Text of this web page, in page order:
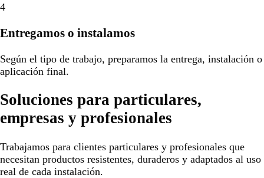
4
Entregamos o instalamos
Según el tipo de trabajo, preparamos la entrega, instalación o
aplicación final.
Soluciones para particulares,
empresas y profesionales
Trabajamos para clientes particulares y profesionales que
necesitan productos resistentes, duraderos y adaptados al uso
real de cada instalación.